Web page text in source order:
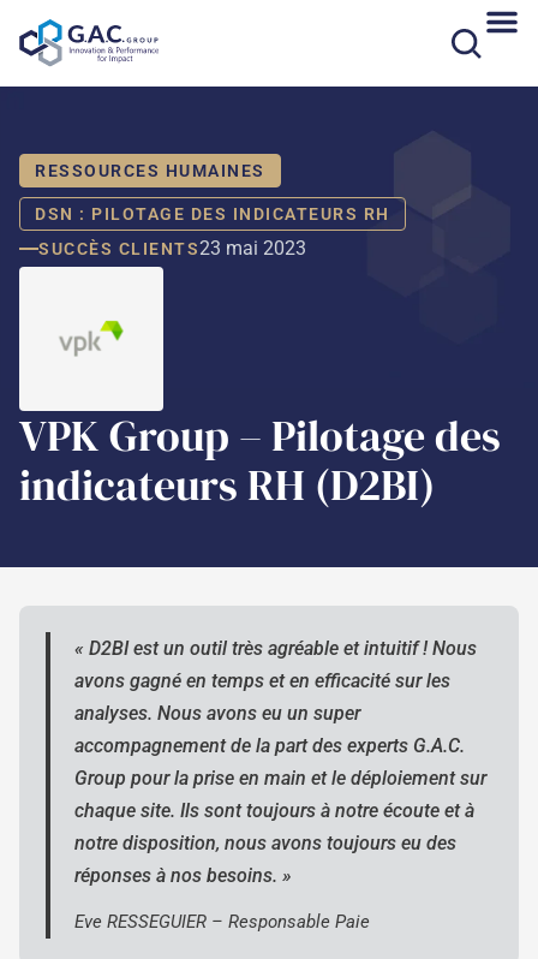
au
RESSOURCES HUMAINES
DSN : PILOTAGE DES INDICATEURS RH
SUCCÈS CLIENTS23 mai 2023
VPK Group – Pilotage des
indicateurs RH (D2BI)
« D2BI est un outil très agréable et intuitif ! Nous
avons gagné en temps et en efficacité sur les
analyses. Nous avons eu un super
accompagnement de la part des experts G.A.C.
Group pour la prise en main et le déploiement sur
chaque site. Ils sont toujours à notre écoute et à
notre disposition, nous avons toujours eu des
réponses à nos besoins. »
Eve RESSEGUIER – Responsable Paie